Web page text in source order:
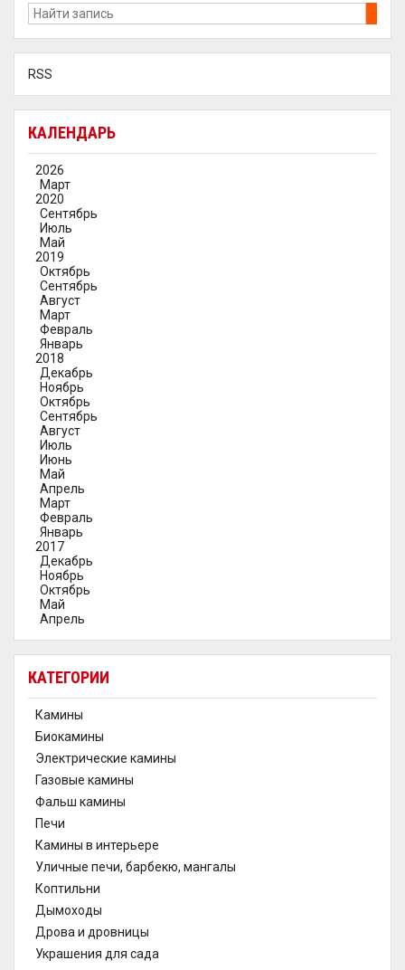
RSS
КАЛЕНДАРЬ
2026
Март
2020
Сентябрь
Июль
Май
2019
Октябрь
Сентябрь
Август
Март
Февраль
Январь
2018
Декабрь
Ноябрь
Октябрь
Сентябрь
Август
Июль
Июнь
Май
Апрель
Март
Февраль
Январь
2017
Декабрь
Ноябрь
Октябрь
Май
Апрель
КАТЕГОРИИ
Камины
Биокамины
Электрические камины
Газовые камины
Фальш камины
Печи
Камины в интерьере
Уличные печи, барбекю, мангалы
Коптильни
Дымоходы
Дрова и дровницы
Украшения для сада